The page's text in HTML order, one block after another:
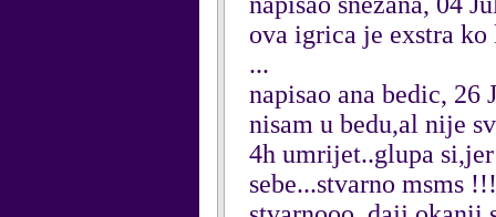
ova igrica je exstra ko
...
napisao ana bedic, 26
nisam u bedu,al nije
4h umrijet..glupa
sebe...stvarno msms